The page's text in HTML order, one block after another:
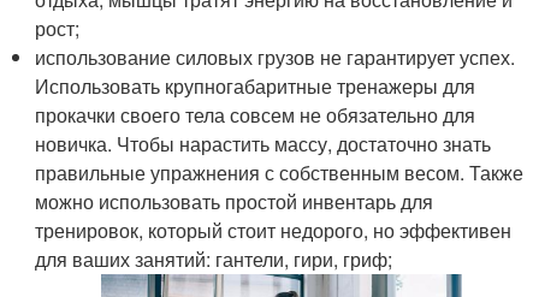
рост;
использование силовых грузов не гарантирует успех.
Использовать крупногабаритные тренажеры для
прокачки своего тела совсем не обязательно для
новичка. Чтобы нарастить массу, достаточно знать
правильные упражнения с собственным весом. Также
можно использовать простой инвентарь для
тренировок, который стоит недорого, но эффективен
для ваших занятий: гантели, гири, гриф;